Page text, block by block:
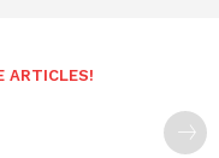
ARTICLES!